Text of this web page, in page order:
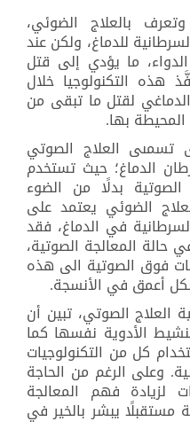
بالعلاج الضوئي،
للدماغ، ولكن عند
ما يؤدي إلى قتل
هذه التكنولوجيا خلال
الدماغي لقتل ما تبقى من
بها.
تسمىى العلاج الصوتي
الدماغ؛ حيث تستخدم
بدلًا من الضوء
الضوئي يعتمد على
في الدماغ، فقد
المعالجة الصوتية،
فوق الصوتية الى هذه
أعمق في الأنسجة.
العلاج الصوتي، تبين أن
الأدوية نفسها كما
كل من التكنولوجيات
وعلى الرغم من الحاجة
لزيادة فهم المعالجة
مستقبلًا يبشر بالخير في